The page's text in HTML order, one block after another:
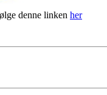
denne linken her